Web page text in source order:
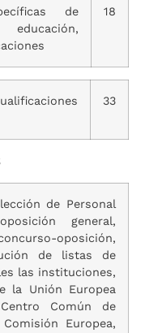
de
18
33
de Personal
general,
oposición,
de listas de
las instituciones,
la Unión Europea
Común de
Europea,